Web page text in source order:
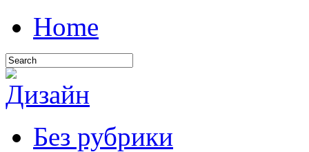
Home
Без рубрики